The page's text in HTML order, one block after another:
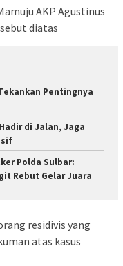
AKP Agustinus
diatas
Pentingnya
di Jalan, Jaga
Polda Sulbar:
Rebut Gelar Juara
residivis yang
atas kasus